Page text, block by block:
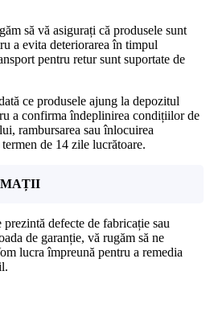
să vă asigurați că produsele sunt
a evita deteriorarea în timpul
pentru retur sunt suportate de
ce produsele ajung la depozitul
a confirma îndeplinirea condițiilor de
rambursarea sau înlocuirea
de 14 zile lucrătoare.
defecte de fabricație sau
de garanție, vă rugăm să ne
lucra împreună pentru a remedia